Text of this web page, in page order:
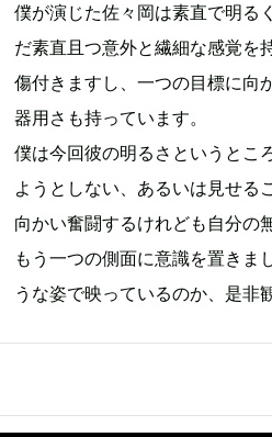
僕が演じた佐々岡は素直で明る
だ素直且つ意外と繊細な感覚を
傷付きますし、一つの目標に向
器用さも持っています。
僕は今回彼の明るさというとこ
ようとしない、あるいは見せる
向かい奮闘するけれども自分の
もう一つの側面に意識を置きま
うな姿で映っているのか、是非